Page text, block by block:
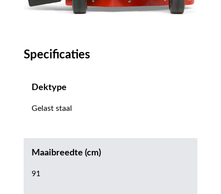
Specificaties
Dektype
Gelast staal
Maaibreedte (cm)
91